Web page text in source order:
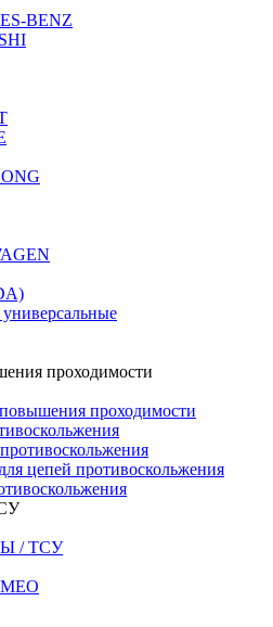
BENZ
проходимости
проходимости
цепей противоскольжения
/ ТСУ